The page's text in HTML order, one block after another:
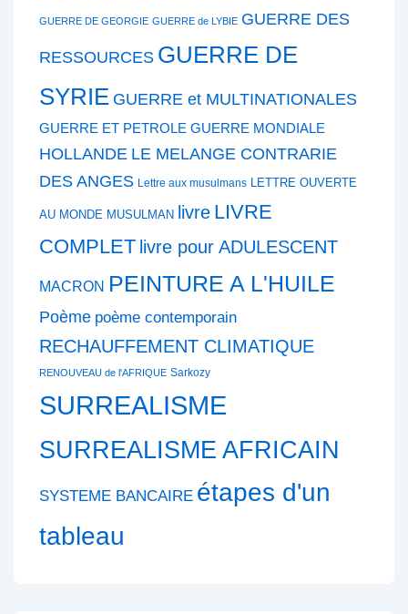
GUERRE DE GEORGIE GUERRE de LYBIE GUERRE DES
RESSOURCES GUERRE DE
SYRIE GUERRE et MULTINATIONALES
GUERRE ET PETROLE GUERRE MONDIALE
HOLLANDE LE MELANGE CONTRARIE
DES ANGES Lettre aux musulmans LETTRE OUVERTE
AU MONDE MUSULMAN livre LIVRE
COMPLET livre pour ADULESCENT
MACRON PEINTURE A L'HUILE
Poème poème contemporain
RECHAUFFEMENT CLIMATIQUE
RENOUVEAU de l'AFRIQUE Sarkozy
SURREALISME
SURREALISME AFRICAIN
SYSTEME BANCAIRE étapes d'un
tableau